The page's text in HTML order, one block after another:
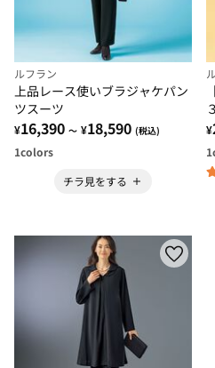
ルフラン
上品レース使いブラジャケパン
ツスーツ
¥16,390 ～ ¥18,590 (税込)
1colors
チラ見をする
¥
1